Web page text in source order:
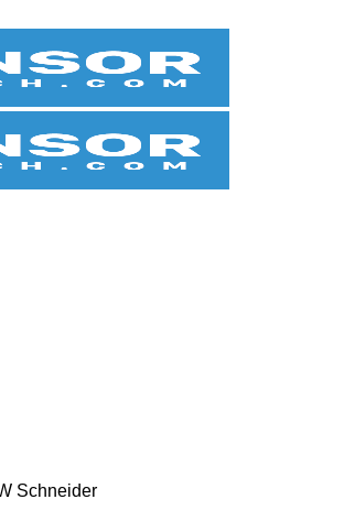
Schneider